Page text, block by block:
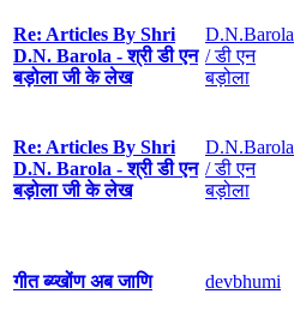
Re: Articles By Shri
D.N. Barola - श्री डी एन
बड़ोला जी के लेख
D.N.Barola
/ डी एन
बड़ोला
Re: Articles By Shri
D.N. Barola - श्री डी एन
बड़ोला जी के लेख
D.N.Barola
/ डी एन
बड़ोला
गीत ब्य्खोंण अब जाणि devbhumi